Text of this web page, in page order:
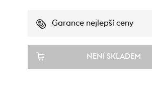
Garance nejlepší ceny
NENÍ SKLADEM